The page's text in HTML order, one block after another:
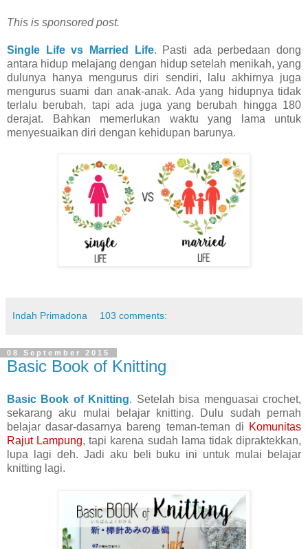
This is sponsored post.
Single Life vs Married Life. Pasti ada perbedaan dong
antara hidup melajang dengan hidup setelah menikah, yang
dulunya hanya mengurus diri sendiri, lalu akhirnya juga
mengurus suami dan anak-anak. Ada yang hidupnya tidak
terlalu berubah, tapi ada juga yang berubah hingga 180
derajat. Bahkan memerlukan waktu yang lama untuk
menyesuaikan diri dengan kehidupan barunya.
Indah Primadona 103 comments:
08 September 2015
Basic Book of Knitting
Basic Book of Knitting. Setelah bisa menguasai crochet,
sekarang aku mulai belajar knitting. Dulu sudah pernah
belajar dasar-dasarnya bareng teman-teman di Komunitas
Rajut Lampung, tapi karena sudah lama tidak dipraktekkan,
lupa lagi deh. Jadi aku beli buku ini untuk mulai belajar
knitting lagi.